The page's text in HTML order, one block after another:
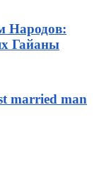
Народов:
Гайаны
married man